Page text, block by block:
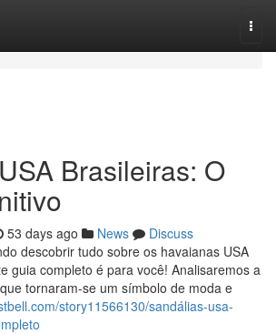
Brasileiras: O
53 days ago News
Discuss
descobrir tudo sobre os havaianas USA
guia completo é para você! Analisaremos a
tornaram-se um símbolo de moda e
story11566130/sandálias-usa-